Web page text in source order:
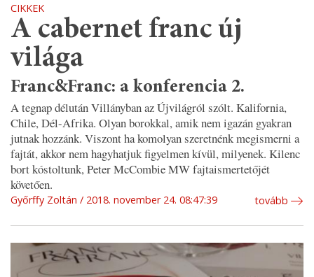
CIKKEK
A cabernet franc új
világa
Franc&Franc: a konferencia 2.
A tegnap délután Villányban az Újvilágról szólt. Kalifornia,
Chile, Dél-Afrika. Olyan borokkal, amik nem igazán gyakran
jutnak hozzánk. Viszont ha komolyan szeretnénk megismerni a
fajtát, akkor nem hagyhatjuk figyelmen kívül, milyenek. Kilenc
bort kóstoltunk, Peter McCombie MW fajtaismertetőjét
követően.
Győrffy Zoltán 2018. november 24. 08:47:39 tovább